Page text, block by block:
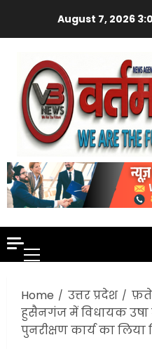
content
August 7, 2026
Primary
Menu
Home
उत्तर प्रदेश
हुसैनगंज में विधायक उषा
पुनरीक्षण कार्य का लिया